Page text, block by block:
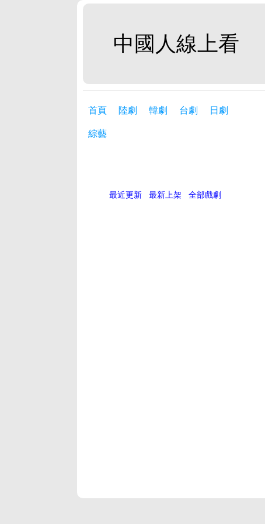
中國人線上看
首頁 陸劇 韓劇 台劇 日劇
綜藝
最近更新 最新上架 全部戲劇